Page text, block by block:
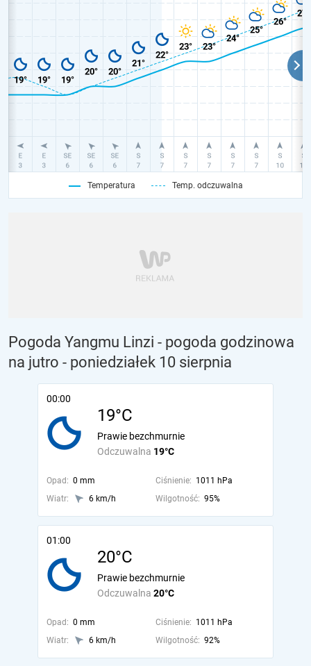
Temperatura Temp. odczuwalna
Pogoda Yangmu Linzi - pogoda godzinowa
na jutro - poniedziałek 10 sierpnia
00:00
19°C
Odczuwalna 19°C
Prawie bezchmurnie
Opad: 0 mm Ciśnienie: 1011 hPa
Wiatr:
6 km/h Wilgotność: 95%
01:00
20°C
Odczuwalna 20°C
Prawie bezchmurnie
Opad: 0 mm Ciśnienie: 1011 hPa
Wiatr:
6 km/h Wilgotność: 92%